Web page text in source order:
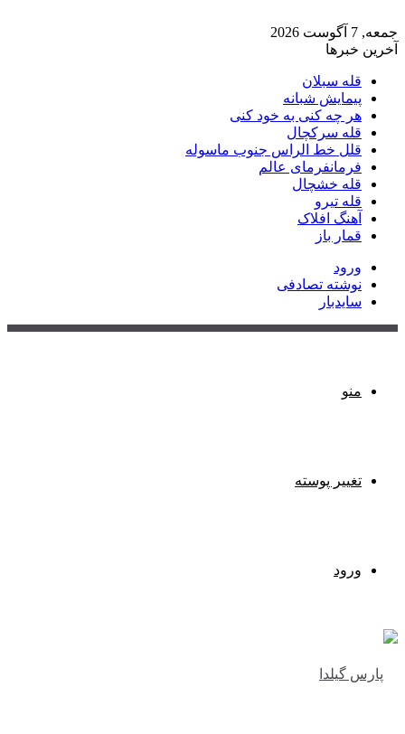
جمعه, 7 آگوست 2026
آخرین خبرها
قله سبلان
پیمایش شبانه
هر چه کنی به خود کنی
قله سرکچال
قلل خط الراس جنوب ماسوله
فرمانفرمای عالم
قله خشچال
قله تیرو
آهنگ افلاک
قمار باز
ورود
نوشته تصادفی
سایدبار
منو
تغییر پوسته
ورود